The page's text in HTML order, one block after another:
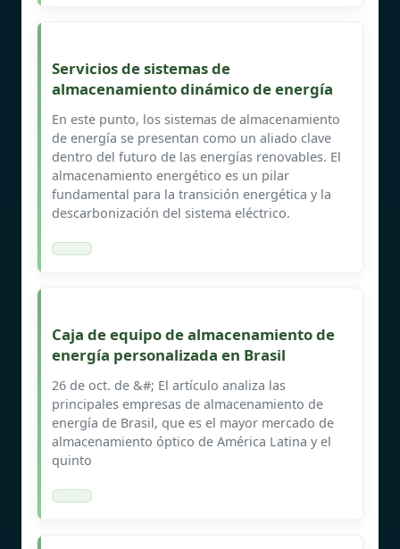
Servicios de sistemas de
almacenamiento dinámico de energía
En este punto, los sistemas de almacenamiento
de energía se presentan como un aliado clave
dentro del futuro de las energías renovables. El
almacenamiento energético es un pilar
fundamental para la transición energética y la
descarbonización del sistema eléctrico.
Caja de equipo de almacenamiento de
energía personalizada en Brasil
26 de oct. de &#; El artículo analiza las
principales empresas de almacenamiento de
energía de Brasil, que es el mayor mercado de
almacenamiento óptico de América Latina y el
quinto